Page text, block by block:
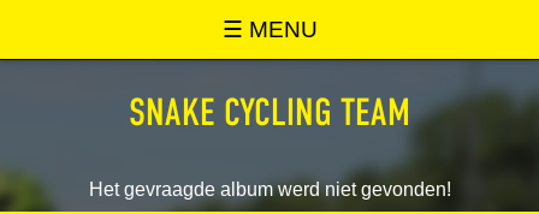
☰ MENU
SNAKE ONLINE
SNAKE CYCLING TEAM
Het gevraagde album werd niet gevonden!